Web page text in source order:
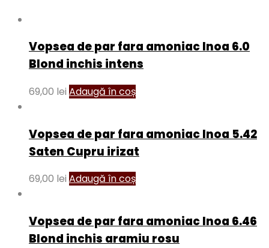
Vopsea de par fara amoniac Inoa 6.0
Blond inchis intens
69,00 lei Adaugă în coș
Vopsea de par fara amoniac Inoa 5.42
Saten Cupru irizat
69,00 lei Adaugă în coș
Vopsea de par fara amoniac Inoa 6.46
Blond inchis aramiu rosu